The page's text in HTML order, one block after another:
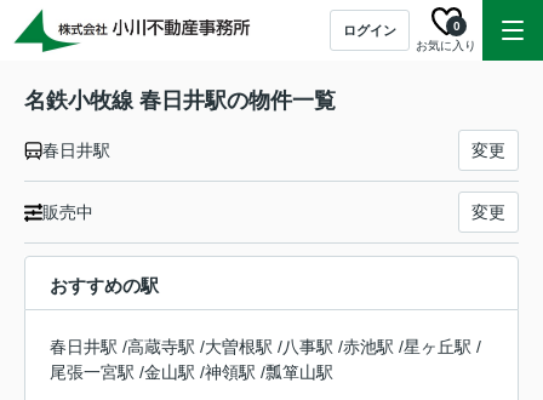
ログイン
お気に入り
0
名鉄小牧線 春日井駅の物件一覧
春日井駅 変更
販売中 変更
おすすめの駅
春日井駅 /高蔵寺駅 /大曽根駅 /八事駅 /赤池駅 /星ヶ丘駅 /
尾張一宮駅 /金山駅 /神領駅 /瓢箪山駅